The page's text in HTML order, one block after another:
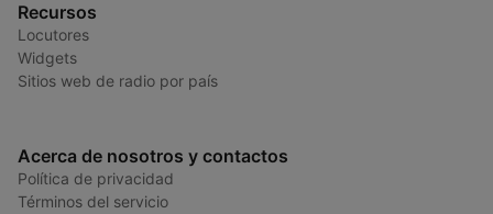
Recursos
Locutores
Widgets
Sitios web de radio por país
Acerca de nosotros y contactos
Política de privacidad
Términos del servicio